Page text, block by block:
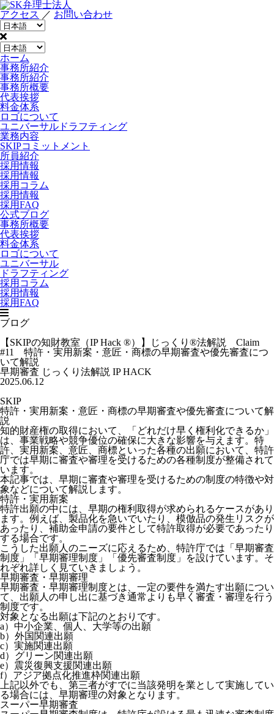
アクセス ／ お問い合わせ
ホーム
事務所紹介
事務所紹介
事務所概要
代表挨拶
料金体系
ロゴについて
ユニバーサルドラフティング
業務内容
SKIPコミットメント
所員紹介
採用情報
採用情報
採用コラム
採用情報
採用FAQ
公式ブログ
事務所概要
代表挨拶
料金体系
ロゴについて
ユニバーサル
ドラフティング
採用コラム
採用情報
採用FAQ
ブログ
【SKIPの知財教室（IP Hack ®）】じっくり®法解説 Claim
#11 特許・実用新案・意匠・商標の早期審査や優先審査につ
いて解説
早期審査 じっくり法解説 IP HACK
2025.06.12
SKIP
特許・実用新案・意匠・商標の早期審査や優先審査について解
説
知的財産権の取得において、「どれだけ早く権利化できるか」
は、事業戦略や競争優位の確保に大きな影響を与えます。特
許、実用新案、意匠、商標といった各種の出願において、特許
庁では早期に審査や審理を受けるための各種制度が整備されて
います。
本記事では、早期に審査や審理を受けるための制度の特徴や対
象などについて解説します。
特許・実用新案
特許出願の中には、早期の権利取得が求められるケースがあり
ます。例えば、製品化を急いでいたり、模倣品の発生リスクが
あったり、補助金申請の要件として特許取得が必要であったり
する場合です。
こうした出願人のニーズに応えるため、特許庁では「早期審査
制度」「早期審理制度」「優先審査制度」を設けています。そ
れぞれ詳しく見ていきましょう。
早期審査・早期審理
早期審査・早期審理制度とは、一定の要件を満たす出願につい
て、出願人の申し出に基づき通常よりも早く審査・審理を行う
制度です。
対象となる出願は下記のとおりです。
a）中小企業、個人、大学等の出願
b）外国関連出願
c）実施関連出願
d）グリーン関連出願
e）震災復興支援関連出願
f）アジア拠点化推進枠関連出願
上記以外でも、第三者がすでに当該発明を業として実施してい
る場合には、早期審理の対象となります。
スーパー早期審査